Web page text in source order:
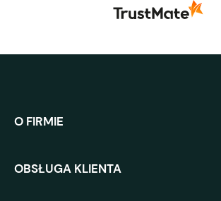
O FIRMIE
OBSŁUGA KLIENTA